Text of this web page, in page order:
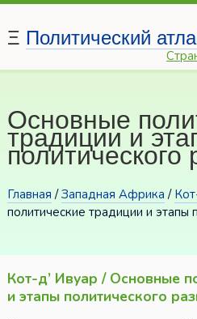
Ξ Политический
Основные
традиции и
политического
Главная /Западная Африка /
политические традиции и этапы
Кот-д’ Ивуар / Основные
и этапы политического